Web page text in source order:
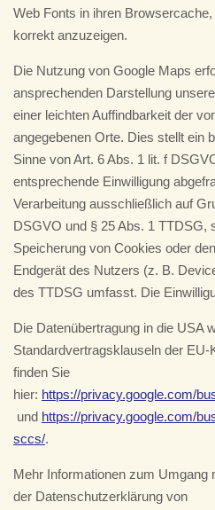
Web Fonts in ihren
korrekt anzuzeigen.
Die Nutzung von Google Maps
ansprechenden Darstellung
einer leichten Auffindbarkeit der
angegebenen Orte. Dies stellt ein
Sinne von Art. 6 Abs. 1 lit. f
entsprechende Einwilligung
Verarbeitung ausschließlich auf
DSGVO und § 25 Abs. 1 TTDSG,
Speicherung von Cookies oder
Endgerät des Nutzers (z. B.
des TTDSG umfasst. Die
Die Datenübertragung in die USA
Standardvertragsklauseln der
finden Sie
hier: https://privacy.google.com/
und https://privacy.google.com/
sccs/.
Mehr Informationen zum Umgang
der Datenschutzerklärung von